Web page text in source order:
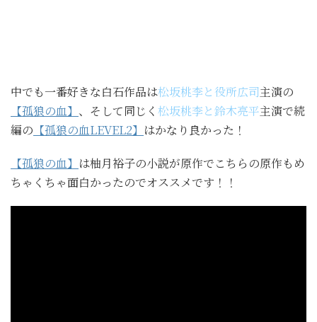
中でも一番好きな白石作品は松坂桃李と役所広司主演の
【孤狼の血】 、そして同じく 松坂桃李と鈴木亮平主演で続
編の 【孤狼の血LEVEL2】 はかなり良かった！
【孤狼の血】 は柚月裕子の小説が原作でこちらの原作もめ
ちゃくちゃ面白かったのでオススメです！！